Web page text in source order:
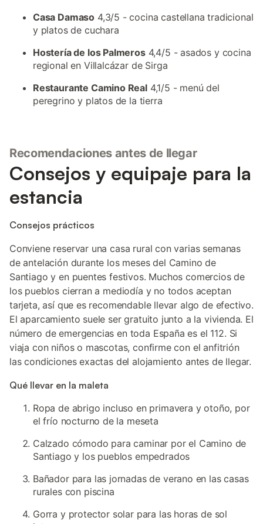
Casa Damaso 4,3/5 - cocina castellana tradicional
y platos de cuchara
Hostería de los Palmeros4,4/5 - asados y cocina
regional en Villalcázar de Sirga
Restaurante Camino Real4,1/5 - menú del
peregrino y platos de la tierra
Recomendaciones antes de llegar
Consejos y equipaje para la
estancia
Consejos prácticos
Conviene reservar una casa rural con varias semanas
de antelación durante los meses del Camino de
Santiago y en puentes festivos. Muchos comercios de
los pueblos cierran a mediodía y no todos aceptan
tarjeta, así que es recomendable llevar algo de efectivo.
El aparcamiento suele ser gratuito junto a la vivienda. El
número de emergencias en toda España es el 112. Si
viaja con niños o mascotas, confirme con el anfitrión
las condiciones exactas del alojamiento antes de llegar.
Qué llevar en la maleta
Ropa de abrigo incluso en primavera y otoño, por
el frío nocturno de la meseta
Calzado cómodo para caminar por el Camino de
Santiago y los pueblos empedrados
Bañador para las jornadas de verano en las casas
rurales con piscina
Gorra y protector solar para las horas de sol